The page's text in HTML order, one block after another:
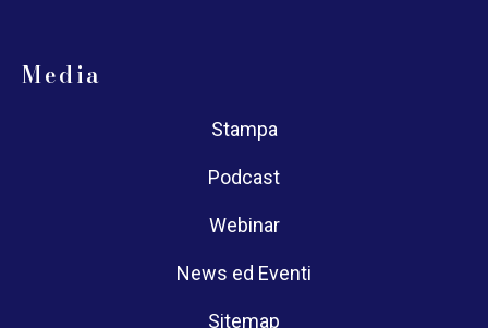
Media
Stampa
Podcast
Webinar
News ed Eventi
Sitemap